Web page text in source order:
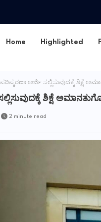
Home Highlighted
ಪರಿಷ್ಕರಣಾ ಅರ್ಜಿ ಸಲ್ಲಿಸುವುದಕ್ಕೆ ಶಿಕ್ಷೆ
ಶಿಕ್ಷೆ
2 minute read